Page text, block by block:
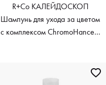
R+Co КАЛЕЙДОСКОП
Шампунь для ухода за цветом
с комплексом ChromoHance™